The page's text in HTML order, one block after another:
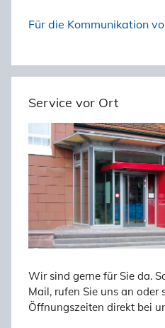
Für die Kommunikation
Service vor Ort
Wir sind gerne für Sie da.
Mail, rufen Sie uns an oder
Öffnungszeiten direkt bei